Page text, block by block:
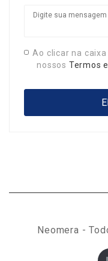
Ao clicar na
nossos Termos
Neomera -